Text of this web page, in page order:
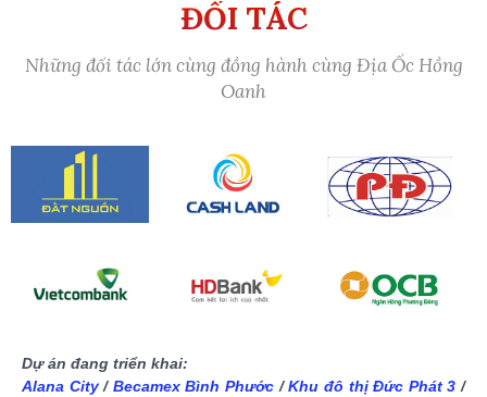
ĐỐI TÁC
Những đối tác lớn cùng đồng hành cùng Địa Ốc Hồng
Oanh
Dự án đang triển khai:
Alana City/ Becamex Bình Phước /Khu đô thị Đức Phát 3 /